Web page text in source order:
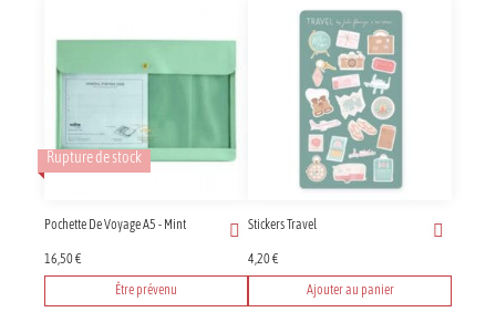
Rupture de stock
Pochette De Voyage A5 - Mint
16,50€
Être prévenu
Stickers Travel
4,20€
Ajouter au panier